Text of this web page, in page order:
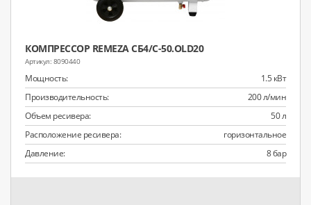
КОМПРЕССОР REMEZA СБ4/С-50.OLD20
8090440
Мощность:
1.5 кВт
Производительность:
200 л/мин
Объем ресивера:
50 л
Расположение ресивера:
горизонтальное
Давление:
8 бар